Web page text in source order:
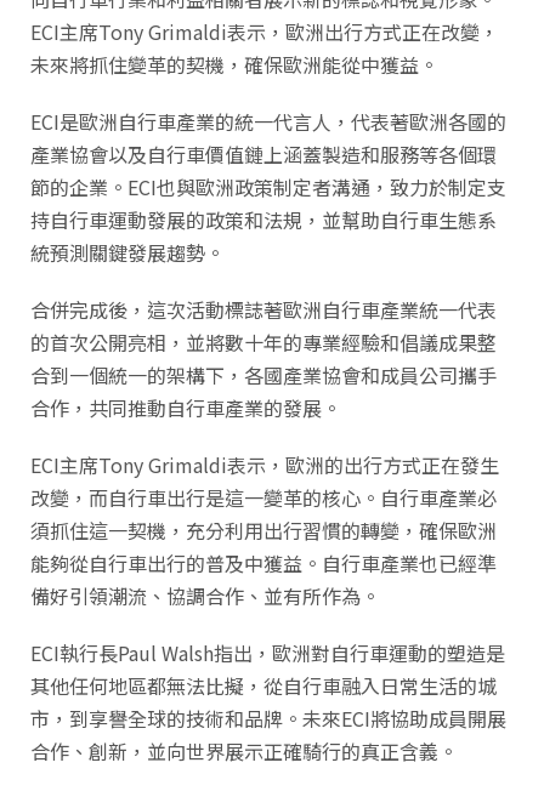
ECI主席Tony Grimaldi表示，歐洲出行方式正在改變，
未來將抓住變革的契機，確保歐洲能從中獲益。
ECI是歐洲自行車產業的統一代言人，代表著歐洲各國的
產業協會以及自行車價值鏈上涵蓋製造和服務等各個環
節的企業。ECI也與歐洲政策制定者溝通，致力於制定支
持自行車運動發展的政策和法規，並幫助自行車生態系
統預測關鍵發展趨勢。
合併完成後，這次活動標誌著歐洲自行車產業統一代表
的首次公開亮相，並將數十年的專業經驗和倡議成果整
合到一個統一的架構下，各國產業協會和成員公司攜手
合作，共同推動自行車產業的發展。
ECI主席Tony Grimaldi表示，歐洲的出行方式正在發生
改變，而自行車出行是這一變革的核心。自行車產業必
須抓住這一契機，充分利用出行習慣的轉變，確保歐洲
能夠從自行車出行的普及中獲益。自行車產業也已經準
備好引領潮流、協調合作、並有所作為。
ECI執行長Paul Walsh指出，歐洲對自行車運動的塑造是
其他任何地區都無法比擬，從自行車融入日常生活的城
市，到享譽全球的技術和品牌。未來ECI將協助成員開展
合作、創新，並向世界展示正確騎行的真正含義。